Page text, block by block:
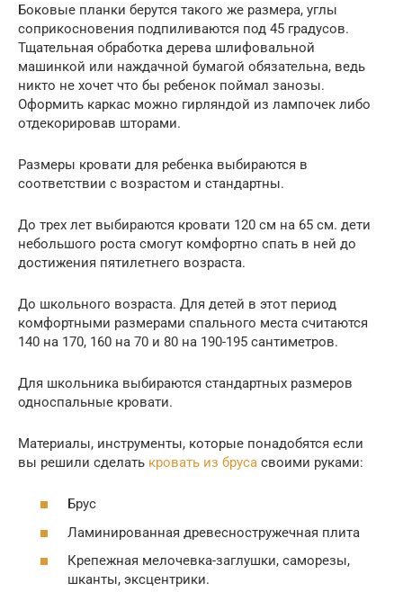
Боковые планки берутся такого же размера, углы
соприкосновения подпиливаются под 45 градусов.
Тщательная обработка дерева шлифовальной
машинкой или наждачной бумагой обязательна, ведь
никто не хочет что бы ребенок поймал занозы.
Оформить каркас можно гирляндой из лампочек либо
отдекорировав шторами.
Размеры кровати для ребенка выбираются в
соответствии с возрастом и стандартны.
До трех лет выбираются кровати 120 см на 65 см. дети
небольшого роста смогут комфортно спать в ней до
достижения пятилетнего возраста.
До школьного возраста. Для детей в этот период
комфортными размерами спального места считаются
140 на 170, 160 на 70 и 80 на 190-195 сантиметров.
Для школьника выбираются стандартных размеров
односпальные кровати.
Материалы, инструменты, которые понадобятся если
вы решили сделать кровать из бруса своими руками:
Брус
Ламинированная древесностружечная плита
Крепежная мелочевка-заглушки, саморезы,
шканты, эксцентрики.